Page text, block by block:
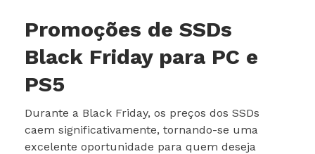
Promoções de SSDs
Black Friday para PC e
PS5
Durante a Black Friday, os preços dos SSDs
caem significativamente, tornando-se uma
excelente oportunidade para quem deseja